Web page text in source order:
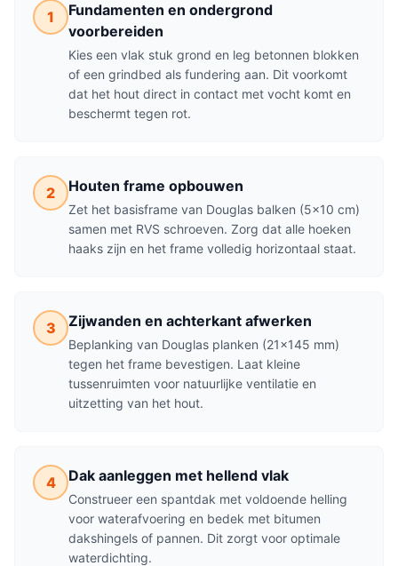
1
Fundamenten en ondergrond
voorbereiden
Kies een vlak stuk grond en leg betonnen blokken
of een grindbed als fundering aan. Dit voorkomt
dat het hout direct in contact met vocht komt en
beschermt tegen rot.
2 Houten frame opbouwen
Zet het basisframe van Douglas balken (5x10 cm)
samen met RVS schroeven. Zorg dat alle hoeken
haaks zijn en het frame volledig horizontaal staat.
3 Zijwanden en achterkant afwerken
Beplanking van Douglas planken (21x145 mm)
tegen het frame bevestigen. Laat kleine
tussenruimten voor natuurlijke ventilatie en
uitzetting van het hout.
4 Dak aanleggen met hellend vlak
Construeer een spantdak met voldoende helling
voor waterafvoering en bedek met bitumen
dakshingels of pannen. Dit zorgt voor optimale
waterdichting.